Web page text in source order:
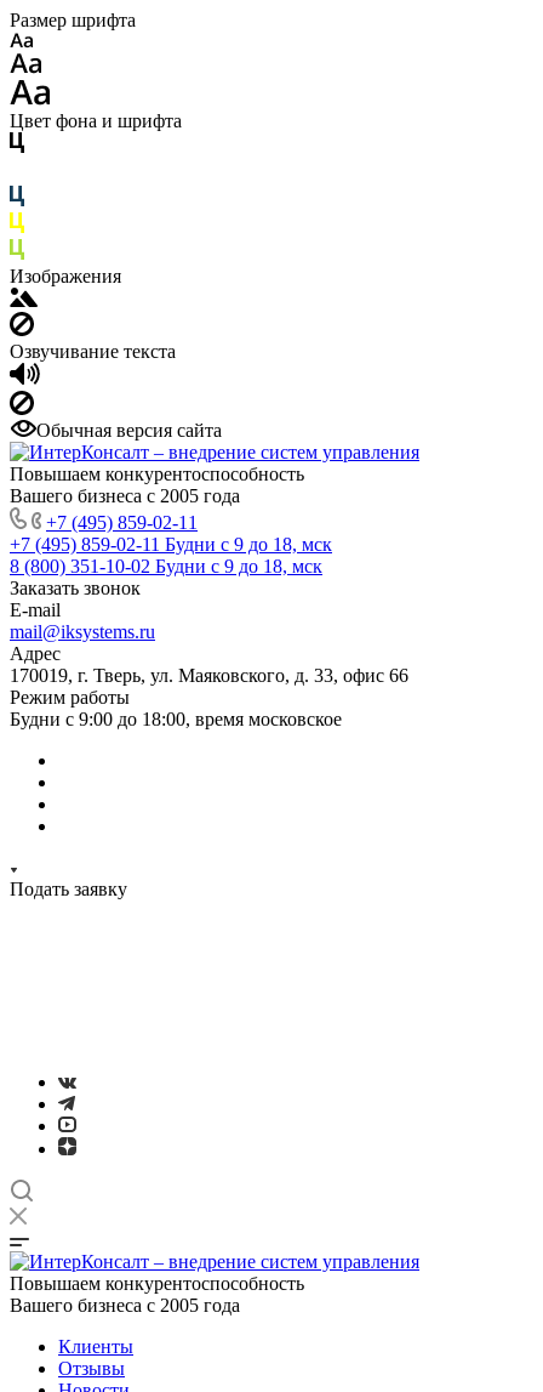
Размер шрифта
Цвет фона и шрифта
Изображения
Озвучивание текста
Обычная версия сайта
Повышаем конкурентоспособность
Вашего бизнеса с 2005 года
+7 (495) 859-02-11
+7 (495) 859-02-11 Будни с 9 до 18, мск
8 (800) 351-10-02 Будни с 9 до 18, мск
Заказать звонок
E-mail
mail@iksystems.ru
Адрес
170019, г. Тверь, ул. Маяковского, д. 33, офис 66
Режим работы
Будни с 9:00 до 18:00, время московское
Подать заявку
Повышаем конкурентоспособность
Вашего бизнеса с 2005 года
Клиенты
Отзывы